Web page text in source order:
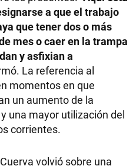
a que el trabajo
que tener dos o más
mes o caer en la trampa
y asfixian a
La referencia al
momentos en que
un aumento de la
una mayor utilización del
corrientes.
volvió sobre una